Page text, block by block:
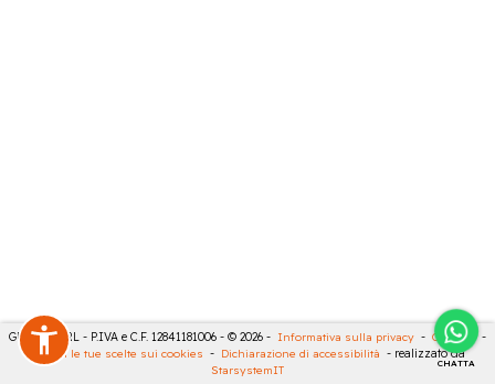
CHATTA
GECO 14 SRL - P.IVA e C.F. 12841181006 - © 2026 - Informativa sulla privacy - Cookies
-
Rivedi le tue scelte sui cookies - Dichiarazione di accessibilità - realizzato da
StarsystemIT